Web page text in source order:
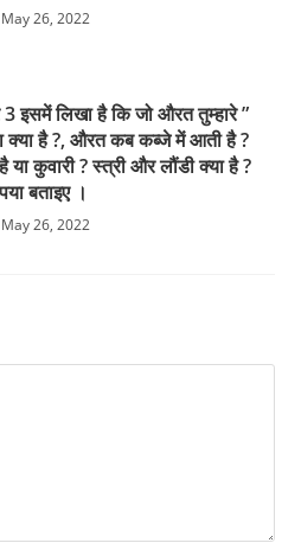
May 26, 2022
इसमें लिखा है कि जो औरत तुम्हारे ”
क्या है ?, औरत कब कब्जे में आती है ?
कुवारी ? स्त्री और लौंडी क्या है ?
बताइए ।
May 26, 2022